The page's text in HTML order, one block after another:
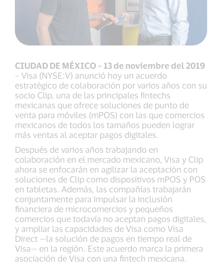
CIUDAD DE MÉXICO – 13 de noviembre del 2019
– Visa (NYSE:V) anunció hoy un acuerdo
estratégico de colaboración por varios años con su
socio Clip, una de las principales fintechs
mexicanas que ofrece soluciones de punto de
venta para móviles (mPOS) con las que comercios
mexicanos de todos los tamaños pueden lograr
más ventas al aceptar pagos digitales.
Después de varios años trabajando en
colaboración en el mercado mexicano, Visa y Clip
ahora se enfocarán en agilizar la aceptación con
soluciones de Clip como dispositivos mPOS y POS
en tabletas. Además, las compañías trabajarán
conjuntamente para impulsar la inclusión
financiera de microcomercios y pequeños
comercios que todavía no aceptan pagos digitales,
y ampliar las capacidades de Visa como Visa
Direct —la solución de pagos en tiempo real de
Visa— en la región. Este acuerdo marca la primera
asociación de Visa con una fintech mexicana.